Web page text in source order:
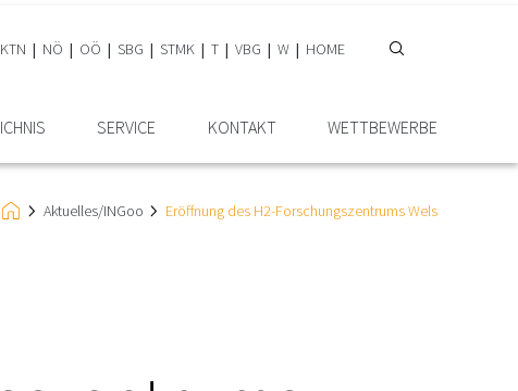
KTN NÖ OÖ SBG STMK T VBG W HOME
SERVICE KONTAKT WETTBEWERBE
Aktuelles/INGoo Eröffnung des H2-Forschungszentrums Wels